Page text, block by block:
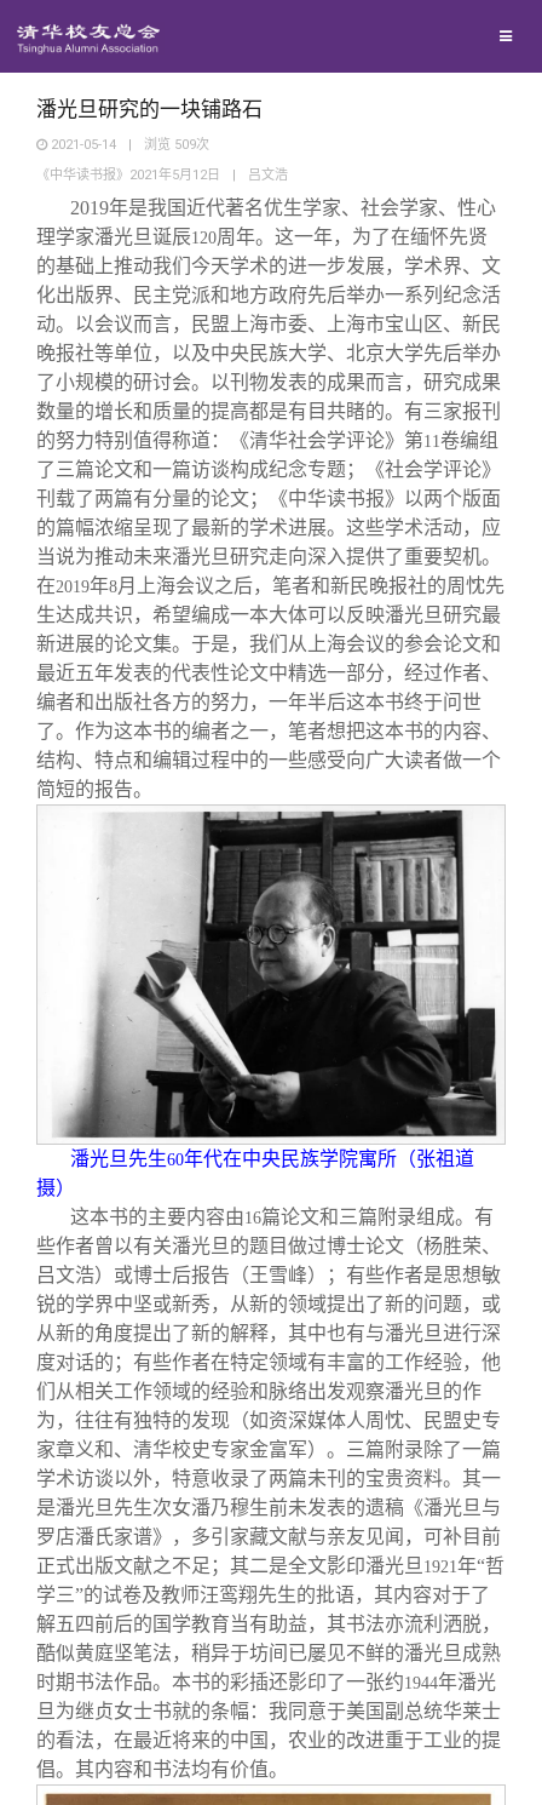
西南联大校友会
义工计划
新媒体平台
青春风采
校友文苑
校友讲坛
校友视界
校友服务
终身学习
信息化服务
三创大赛
实用信息
校友总会
总会简介
会长致辞
总会章程
理事会名单
制度法规
联系我们
关闭
潘光旦研究的一块铺路石
2021-05-14 | 浏览 509次
《中华读书报》2021年5月12日
| 吕文浩
2019年是我国近代著名优生学家、社会学家、性心
理学家潘光旦诞辰120周年。这一年，为了在缅怀先贤
的基础上推动我们今天学术的进一步发展，学术界、文
化出版界、民主党派和地方政府先后举办一系列纪念活
动。以会议而言，民盟上海市委、上海市宝山区、新民
晚报社等单位，以及中央民族大学、北京大学先后举办
了小规模的研讨会。以刊物发表的成果而言，研究成果
数量的增长和质量的提高都是有目共睹的。有三家报刊
的努力特别值得称道：《清华社会学评论》第11卷编组
了三篇论文和一篇访谈构成纪念专题；《社会学评论》
刊载了两篇有分量的论文；《中华读书报》以两个版面
的篇幅浓缩呈现了最新的学术进展。这些学术活动，应
当说为推动未来潘光旦研究走向深入提供了重要契机。
在2019年8月上海会议之后，笔者和新民晚报社的周忱先
生达成共识，希望编成一本大体可以反映潘光旦研究最
新进展的论文集。于是，我们从上海会议的参会论文和
最近五年发表的代表性论文中精选一部分，经过作者、
编者和出版社各方的努力，一年半后这本书终于问世
了。作为这本书的编者之一，笔者想把这本书的内容、
结构、特点和编辑过程中的一些感受向广大读者做一个
简短的报告。
潘光旦先生60年代在中央民族学院寓所（张祖道
摄）
这本书的主要内容由16篇论文和三篇附录组成。有
些作者曾以有关潘光旦的题目做过博士论文（杨胜荣、
吕文浩）或博士后报告（王雪峰）；有些作者是思想敏
锐的学界中坚或新秀，从新的领域提出了新的问题，或
从新的角度提出了新的解释，其中也有与潘光旦进行深
度对话的；有些作者在特定领域有丰富的工作经验，他
们从相关工作领域的经验和脉络出发观察潘光旦的作
为，往往有独特的发现（如资深媒体人周忱、民盟史专
家章义和、清华校史专家金富军）。三篇附录除了一篇
学术访谈以外，特意收录了两篇未刊的宝贵资料。其一
是潘光旦先生次女潘乃穆生前未发表的遗稿《潘光旦与
罗店潘氏家谱》，多引家藏文献与亲友见闻，可补目前
正式出版文献之不足；其二是全文影印潘光旦1921年“哲
学三”的试卷及教师汪鸾翔先生的批语，其内容对于了
解五四前后的国学教育当有助益，其书法亦流利洒脱，
酷似黄庭坚笔法，稍异于坊间已屡见不鲜的潘光旦成熟
时期书法作品。本书的彩插还影印了一张约1944年潘光
旦为继贞女士书就的条幅：我同意于美国副总统华莱士
的看法，在最近将来的中国，农业的改进重于工业的提
倡。其内容和书法均有价值。